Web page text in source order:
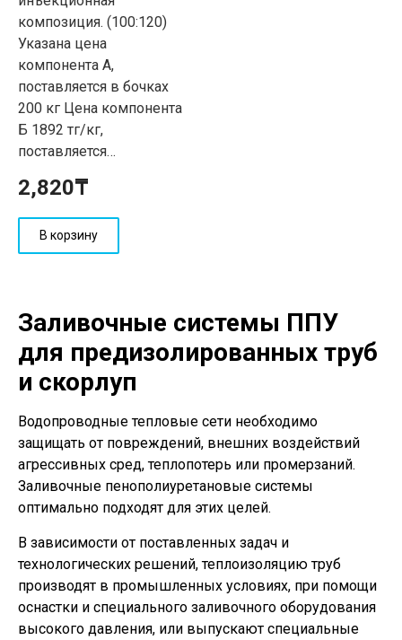
композиция. (100:120)
Указана цена
компонента А,
поставляется в бочках
200 кг Цена компонента
Б 1892 тг/кг,
поставляется…
2,820₸
В корзину
Заливочные системы ППУ
для предизолированных труб
и скорлуп
Водопроводные тепловые сети необходимо
защищать от повреждений, внешних воздействий
агрессивных сред, теплопотерь или промерзаний.
Заливочные пенополиуретановые системы
оптимально подходят для этих целей.
В зависимости от поставленных задач и
технологических решений, теплоизоляцию труб
производят в промышленных условиях, при помощи
оснастки и специального заливочного оборудования
высокого давления, или выпускают специальные